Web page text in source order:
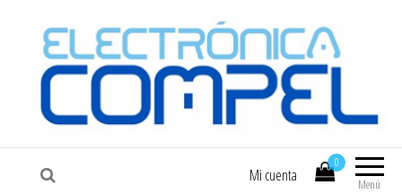
COMPEL Electrónica COMPEL
Menú
0
Mi cuenta